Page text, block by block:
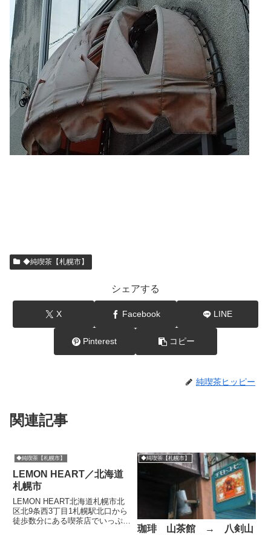
◆純喫茶【札幌市】
シェアする
X Facebook LINE
Pinterest コピー
純喫茶ヒッピー
関連記事
◆純喫茶【札幌市】
LEMON HEART／北海道
札幌市
LEMON HEART北海道札幌市北
区北9条西3丁目1札幌駅北口から
徒歩数分にある喫茶店でいっぷ
◆純喫茶【札幌市】
珈琲 山茶館 → 八剣山